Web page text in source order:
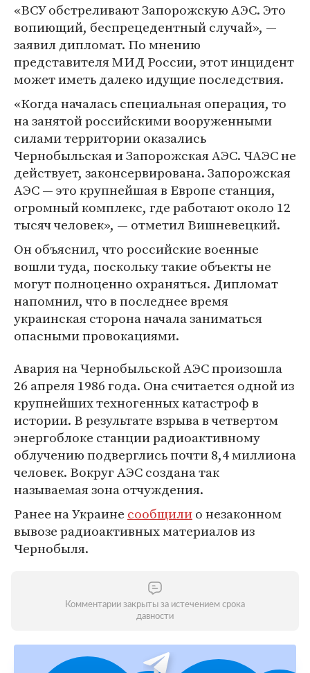
«ВСУ обстреливают Запорожскую АЭС. Это
вопиющий, беспрецедентный случай», —
заявил дипломат. По мнению
представителя МИД России, этот инцидент
может иметь далеко идущие последствия.
«Когда началась специальная операция, то
на занятой российскими вооруженными
силами территории оказались
Чернобыльская и Запорожская АЭС. ЧАЭС не
действует, законсервирована. Запорожская
АЭС — это крупнейшая в Европе станция,
огромный комплекс, где работают около 12
тысяч человек», — отметил Вишневецкий.
Он объяснил, что российские военные
вошли туда, поскольку такие объекты не
могут полноценно охраняться. Дипломат
напомнил, что в последнее время
украинская сторона начала заниматься
опасными провокациями.
Авария на Чернобыльской АЭС произошла
26 апреля 1986 года. Она считается одной из
крупнейших техногенных катастроф в
истории. В результате взрыва в четвертом
энергоблоке станции радиоактивному
облучению подверглись почти 8,4 миллиона
человек. Вокруг АЭС создана так
называемая зона отчуждения.
Ранее на Украине сообщилио незаконном
вывозе радиоактивных материалов из
Чернобыля.
Комментарии закрыты за истечением срока
давности